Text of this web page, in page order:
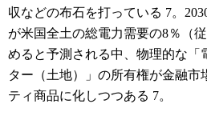
収などの布石を打っている 7。
が米国全土の総電力需要の8％（
めると予測される中、物理的な「
ター（土地）」の所有権が金融市
ティ商品に化しつつある 7。